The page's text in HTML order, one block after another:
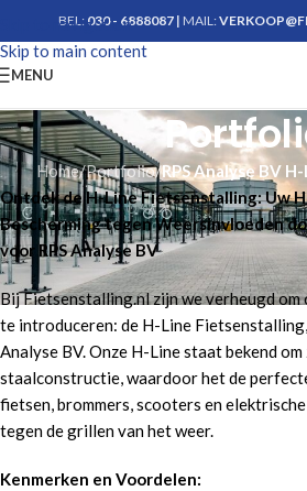
Skip to navigation
Skip to main content
BEL: 030 - 6888087| MAIL:
MENU
Home/Portfolio/RPS Analyse BV
Ontdek de H-Line Fietsenstalling: Uw
Bescherming tegen Weersinvloeden
voor RPS Analyse BV
Bij Fietsenstalling.nl zijn we verheugd
te introduceren: de H-Line
Analyse BV. Onze H-Line staat bekend
staalconstructie, waardoor het de
fietsen, brommers, scooters en
tegen de grillen van het weer.
Kenmerken en Voordelen: